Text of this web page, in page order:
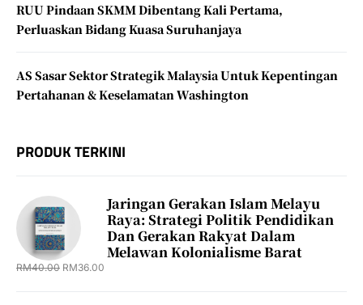
RUU Pindaan SKMM Dibentang Kali Pertama,
Perluaskan Bidang Kuasa Suruhanjaya
AS Sasar Sektor Strategik Malaysia Untuk Kepentingan
Pertahanan & Keselamatan Washington
PRODUK TERKINI
Jaringan Gerakan Islam Melayu
Raya: Strategi Politik Pendidikan
Dan Gerakan Rakyat Dalam
Melawan Kolonialisme Barat
RM40.00 RM36.00